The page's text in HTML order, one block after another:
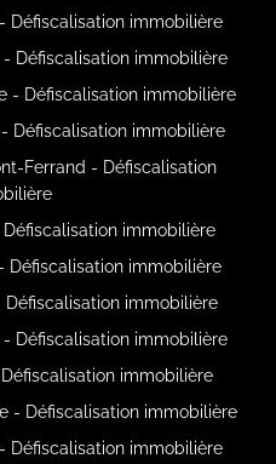
Défiscalisation immobilière
Défiscalisation immobilière
- Défiscalisation immobilière
Défiscalisation immobilière
Ferrand - Défiscalisation
immobilière
Défiscalisation immobilière
Défiscalisation immobilière
Défiscalisation immobilière
immobilière
- Défiscalisation immobilière
Défiscalisation immobilière